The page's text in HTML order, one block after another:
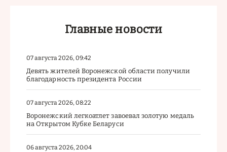
Главные новости
07 августа 2026, 09:42
Девять жителей Воронежской области получили
благодарность президента России
07 августа 2026, 08:22
Воронежский легкоатлет завоевал золотую медаль
на Открытом Кубке Беларуси
06 августа 2026, 20:04